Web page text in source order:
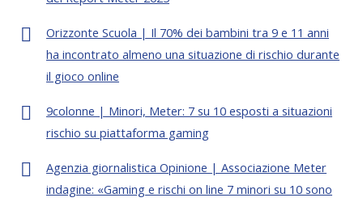
Orizzonte Scuola | Il 70% dei bambini tra 9 e 11 anni
ha incontrato almeno una situazione di rischio durante
il gioco online
9colonne | Minori, Meter: 7 su 10 esposti a situazioni
rischio su piattaforma gaming
Agenzia giornalistica Opinione | Associazione Meter
indagine: «Gaming e rischi on line 7 minori su 10 sono